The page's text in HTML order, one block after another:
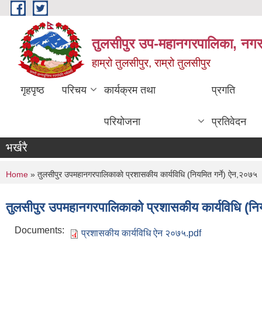
Skip to main content
तुलसीपुर उप-महानगरपालिका, नगर
हाम्रो तुलसीपुर, राम्रो तुलसीपुर
गृहपृष्ठ परिचय कार्यक्रम तथा
परियोजना
प्रगति
प्रतिवेदन
भर्खरै
You are here
Home » तुलसीपुर उपमहानगरपालिकाकाे प्रशासकीय कार्यविधि (नियमित गर्ने) ऐन,२०७५
तुलसीपुर उपमहानगरपालिकाकाे प्रशासकीय कार्यविधि
Documents: प्रशासकीय कार्यविधि ऐन २०७५.pdf